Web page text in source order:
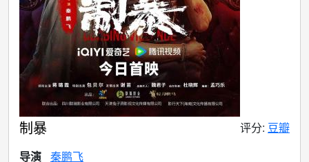
制暴 评分: 豆瓣
导演 秦鹏飞